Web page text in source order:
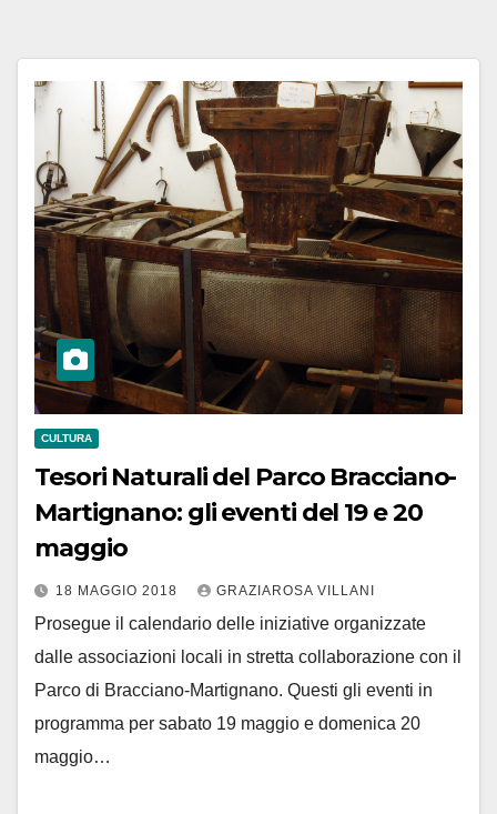
CULTURA
Tesori Naturali del Parco Bracciano-
Martignano: gli eventi del 19 e 20
maggio
18 MAGGIO 2018 GRAZIAROSA VILLANI
Prosegue il calendario delle iniziative organizzate
dalle associazioni locali in stretta collaborazione con il
Parco di Bracciano-Martignano. Questi gli eventi in
programma per sabato 19 maggio e domenica 20
maggio…